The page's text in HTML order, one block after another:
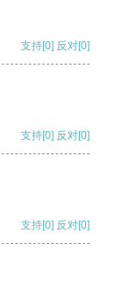
支持[0] 反对[0]
支持[0] 反对[0]
支持[0] 反对[0]